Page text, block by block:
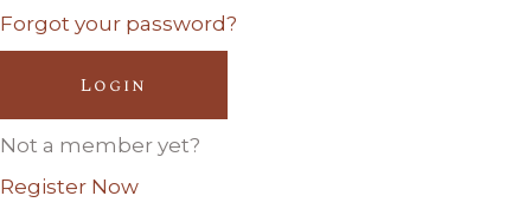
Forgot your password?
Login
Not a member yet?
Register Now